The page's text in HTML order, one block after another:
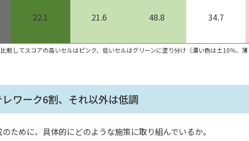
22.1 21.6 48.8 34.7
較してスコアの高いセルはピンク、低いセルはグリーンに塗り分け（濃い色は±10％、薄
ワーク6割、それ以外は低調
ために、具体的にどのような施策に取り組んでいるか。